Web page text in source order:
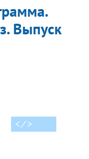
Выпуск
< ⁄ >